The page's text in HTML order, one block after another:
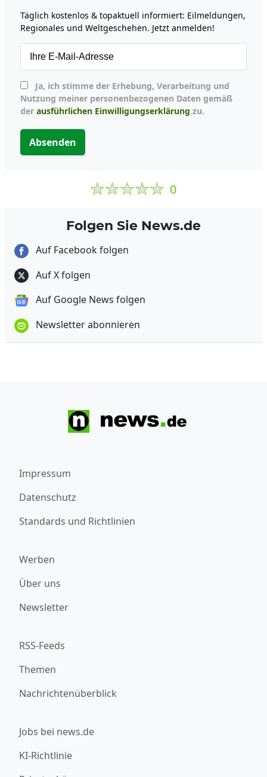
Täglich kostenlos & topaktuell informiert: Eilmeldungen,
Regionales und Weltgeschehen. Jetzt anmelden!
Nutzung meiner personenbezogenen Daten gemäß
der ausführlichen Einwilligungserklärung zu.
Absenden
0
Folgen Sie News.de
Auf Facebook folgen
Auf X folgen
Auf Google News folgen
Newsletter abonnieren
Impressum
Datenschutz
Standards und Richtlinien
Werben
Über uns
Newsletter
RSS-Feeds
Themen
Nachrichtenüberblick
Jobs bei news.de
KI-Richtlinie